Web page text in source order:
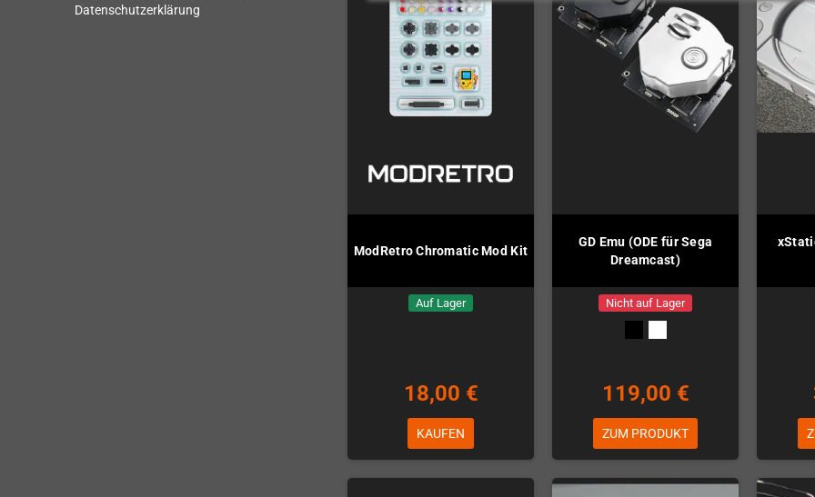
Datenschutzerklärung
ModRetro Chromatic Mod Kit
Auf Lager
18,00 €
KAUFEN
GD Emu (ODE für Sega
Dreamcast)
Nicht auf Lager
119,00 €
ZUM PRODUKT